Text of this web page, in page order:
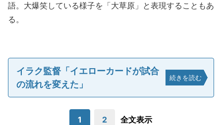
語。大爆笑している様子を「大草原」と表現することもあ
る。
イラク監督「イエローカードが試合
の流れを変えた」
続きを読む
1 2 全文表示